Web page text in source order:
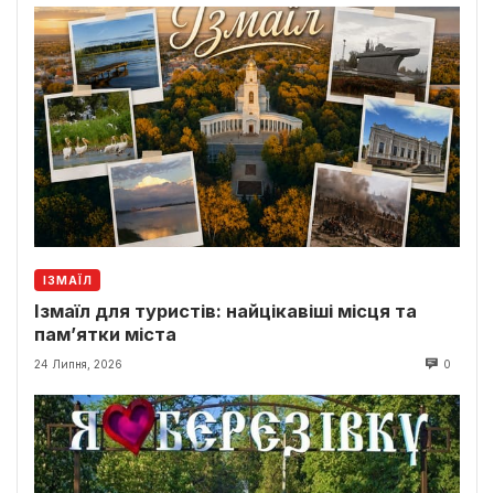
ІЗМАЇЛ
Ізмаїл для туристів: найцікавіші місця та
пам’ятки міста
24 Липня, 2026 0